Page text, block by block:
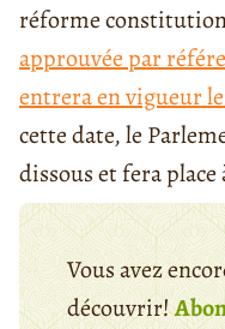
réforme
approuvée par
entrera en vigueur
cette date, le
dissous et fera place
Vous avez
découvrir!